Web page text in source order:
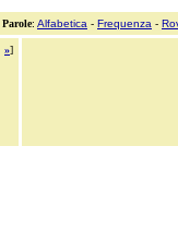
Parole: Alfabetica - Frequenza -
»]